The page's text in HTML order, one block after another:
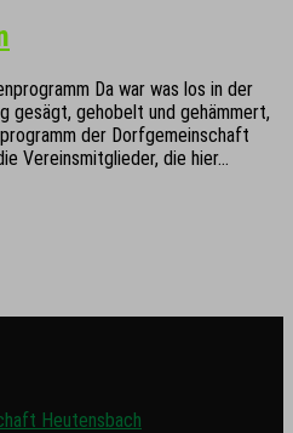
Da war was los in der
gesägt, gehobelt und gehämmert,
der Dorfgemeinschaft
Vereinsmitglieder, die hier…
Heutensbach